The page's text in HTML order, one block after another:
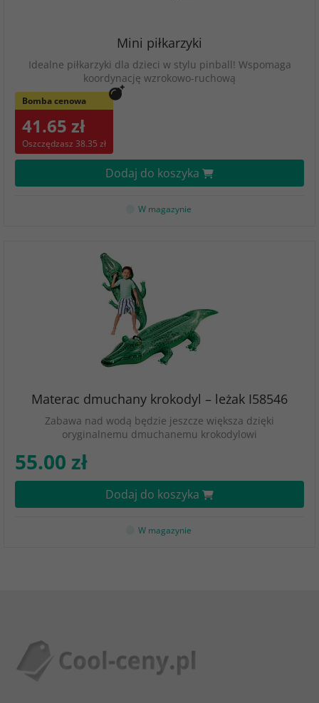
Mini piłkarzyki
Idealne piłkarzyki dla dzieci w stylu pinball! Wspomaga
koordynację wzrokowo-ruchową
Bomba cenowa
41.65 zł
Oszczędzasz 38.35 zł
Dodaj do koszyka
W magazynie
Materac dmuchany krokodyl – leżak I58546
Zabawa nad wodą będzie jeszcze większa dzięki
oryginalnemu dmuchanemu krokodylowi
55.00 zł
Dodaj do koszyka
W magazynie